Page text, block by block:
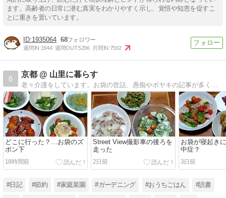
ます。高齢者の日常に潜む真実をわかりやすく示し、覚悟や知恵を促すこ
とに重きを置いています。
1935064 68
週間IN:1944 週間OUT:5296 月間IN:7592
6
京都 @ 山里に暮らす
どこに行った？…お袋のズ
ボン下
18時間前
Street View撮影車の後ろを
走った
2日前
お袋が寝起き
中症？
3日前
#日記 #節約 #家庭菜園 #ガーデニング #おうちごはん #読書